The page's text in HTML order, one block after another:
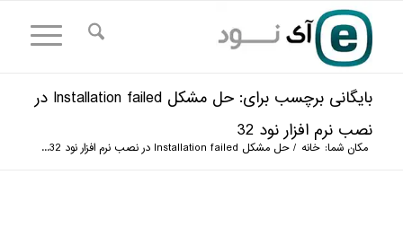
بایگانی برچسب برای: حل مشکل Installation failed در
نصب نرم افزار نود 32
مکان شما: خانه / حل مشکل Installation failed در نصب نرم افزار نود 32...